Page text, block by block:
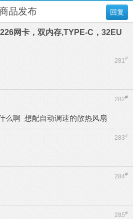
回复
品发布
网卡，双内存,TYPE-C，32EU
281#
282#
么啊 想配自动调速的散热风扇
283#
284#
285#